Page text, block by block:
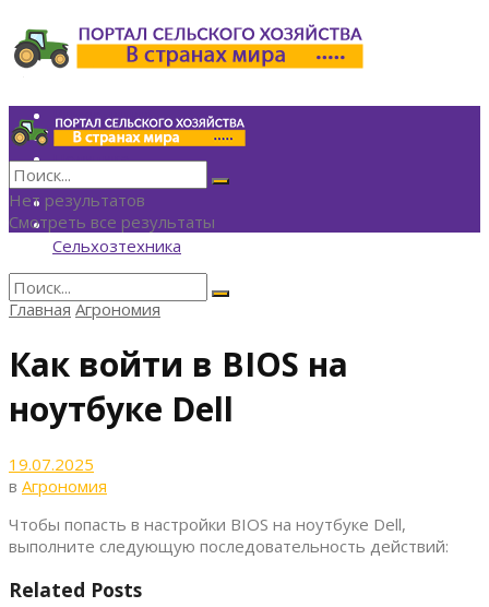
Инвестиции
Агрономия
Политика
Финансы
Технологии
Экономика
Сельхозтехника
Нет результатов
Нет результатов
Смотреть все результаты
Главная Агрономия
Как войти в BIOS на
ноутбуке Dell
19.07.2025
в Агрономия
Чтобы попасть в настройки BIOS на ноутбуке Dell,
выполните следующую последовательность действий:
Related Posts